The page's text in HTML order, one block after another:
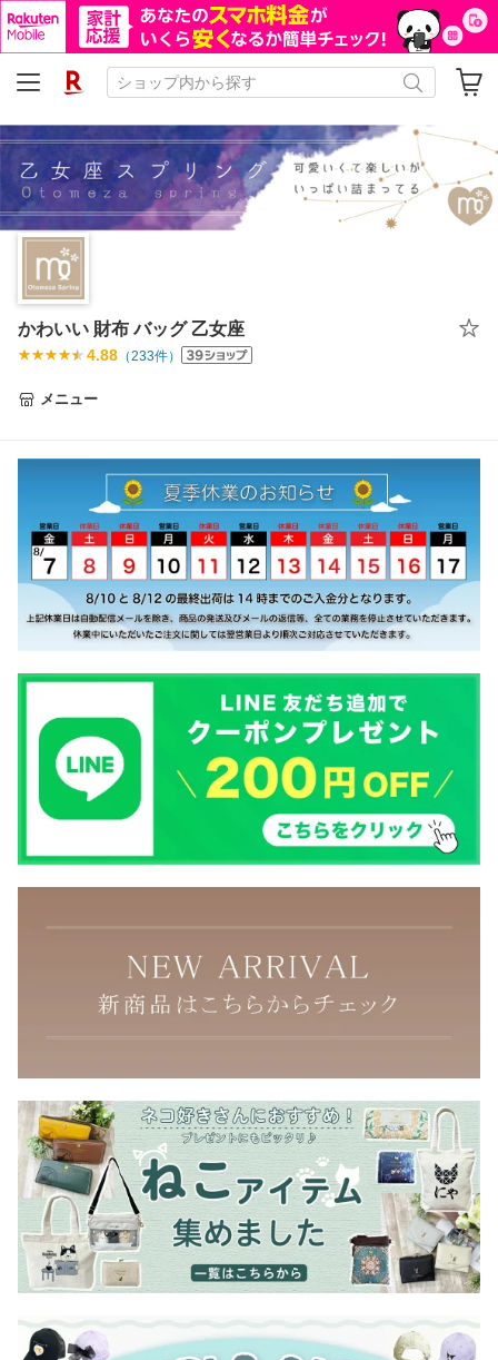
かわいい 財布 バッグ 乙女座
4.88 （233件）
メニュー